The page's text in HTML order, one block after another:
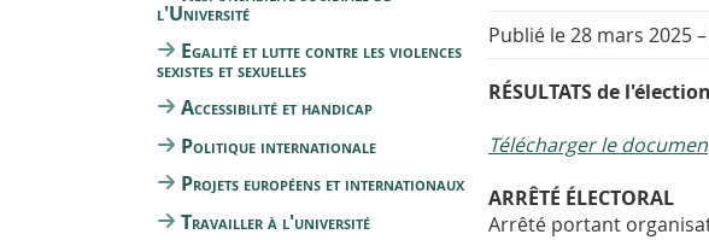
Publié le 28 mars 2025–
RÉSULTATS de
Télécharger le documen
ARRÊTÉ ÉLECTORAL
Arrêté portant
l'Université
Egalité et lutte contre les violences
sexistes et sexuelles
Accessibilité et handicap
Politique internationale
Projets européens et internationaux
Travailler à l'université